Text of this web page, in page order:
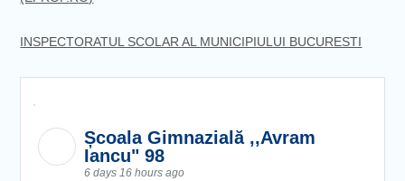
INSPECTORATUL SCOLAR AL MUNICIPIULUI BUCURESTI
Școala Gimnazială ,,Avram
Iancu" 98
6 days 16 hours ago